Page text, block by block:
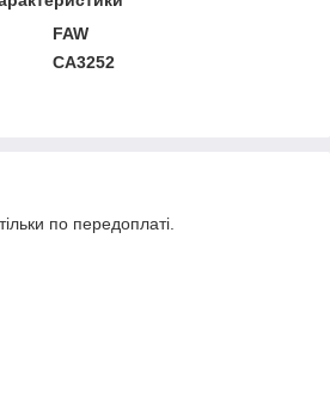
FAW
CA3252
по передоплаті.